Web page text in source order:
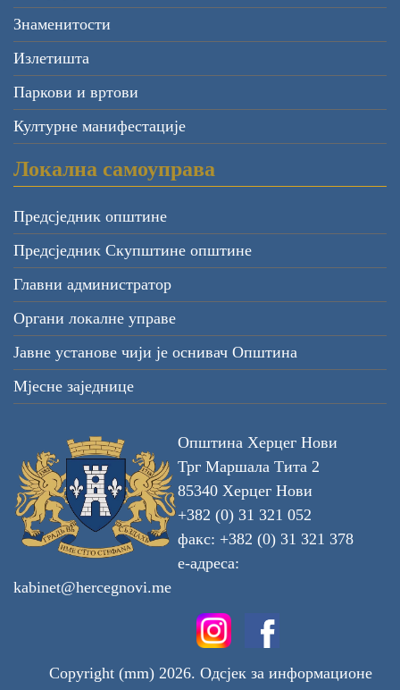
Знаменитости
Излетишта
Паркови и вртови
Културне манифестације
Локална самоуправа
Предсједник општине
Предсједник Скупштине општине
Главни администратор
Органи локалне управе
Јавне установе чији је оснивач Општина
Мјесне заједнице
Општина Херцег Нови
Трг Маршала Тита 2
85340 Херцег Нови
+382 (0) 31 321 052
факс: +382 (0) 31 321 378
е-адреса:
kabinet@hercegnovi.me
Copyright (mm) 2026. Одсјек за информационе